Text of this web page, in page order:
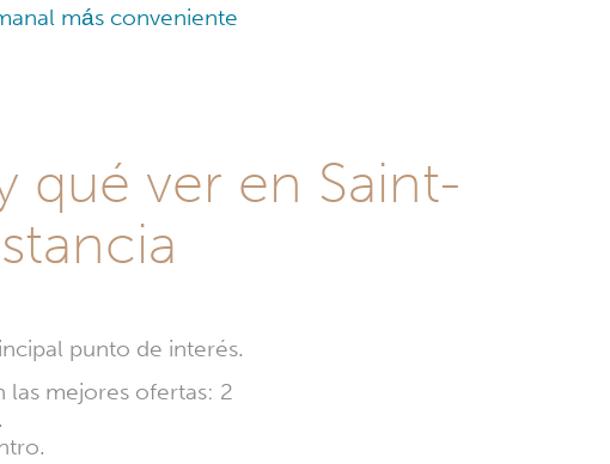
más conveniente
qué ver en Saint-
punto de interés.
mejores ofertas: 2